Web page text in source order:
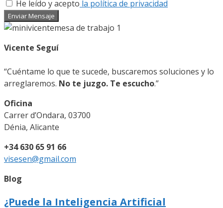
He leído y acepto la política de privacidad
Enviar Mensaje
Vicente Seguí
“Cuéntame lo que te sucede, buscaremos soluciones y lo
arreglaremos. No te juzgo. Te escucho.”
Oficina
Carrer d’Ondara, 03700
Dénia, Alicante
+34 630 65 91 66
visesen@gmail.com
Blog
¿Puede la Inteligencia Artificial